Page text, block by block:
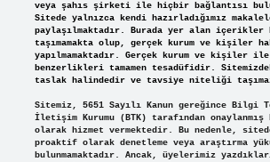
veya şahıs şirketi ile hiçbir bağlantısı
Sitede yalnızca kendi hazırladığımız
paylaşılmaktadır. Burada yer alan
taşımamakta olup, gerçek kurum ve kişiler
yapılmamaktadır. Gerçek kurum ve kişiler
benzerlikleri tamamen tesadüfidir.
taslak halindedir ve tavsiye niteliği
Sitemiz, 5651 Sayılı Kanun gereğince Bilgi
İletişim Kurumu (BTK) tarafından
olarak hizmet vermektedir. Bu nedenle,
proaktif olarak denetleme veya araştırma
bulunmamaktadır. Ancak, üyelerimiz